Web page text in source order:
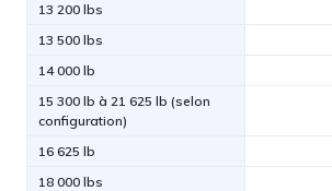
13 200 lbs
13 500 lbs
14 000 lb
15 300 lb à 21 625 lb (selon
configuration)
16 625 lb
18 000 lbs